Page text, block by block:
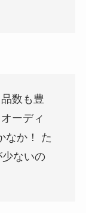
数も豊
ーディ
なか！ た
ないの